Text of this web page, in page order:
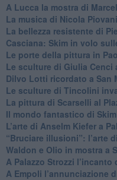
A Lucca la mostra di
​La musica di Nicola
​La bellezza resistente di
​Casciana: Skim in volo
​Le porte della pittura in
​Le sculture di Giulia Cenci
​Dilvo Lotti ricordato a San
​Le sculture di Tincolini
La pittura di Scarselli al
​Il mondo fantastico di Skim
​L’arte di Anselm Kiefer a
​“Bruciare illusioni”: l’arte
​Waldon e Olio in mostra a
​A Palazzo Strozzi l’incanto
​A Empoli l’annunciazione